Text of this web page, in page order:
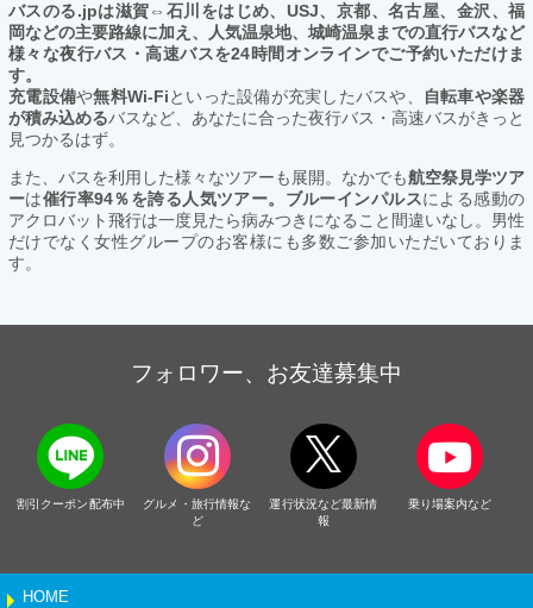
バスのる.jpは滋賀⇔石川をはじめ、USJ、京都、名古屋、金沢、福
岡などの主要路線に加え、人気温泉地、城崎温泉までの直行バスなど
様々な夜行バス・高速バスを24時間オンラインでご予約いただけま
す。
充電設備や無料Wi-Fiといった設備が充実したバスや、
自転車や楽器
が積み込めるバスなど、あなたに合った夜行バス・高速バスがきっと
見つかるはず。
また、バスを利用した様々なツアーも展開。なかでも航空祭見学ツア
ーは催行率94％を誇る人気ツアー。ブルーインパルスによる感動の
アクロバット飛行は一度見たら病みつきになること間違いなし。男性
だけでなく女性グループのお客様にも多数ご参加いただいておりま
す。
フォロワー、お友達募集中
割引クーポン配布中
グルメ・旅行情報な
ど
運行状況など最新情
報
乗り場案内など
HOME